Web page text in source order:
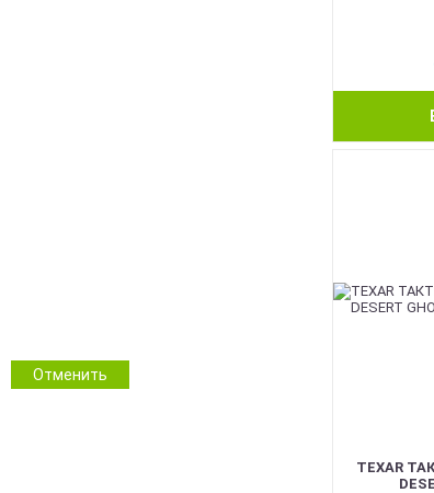
Зимовий камуфляж
Камуфляж
Отменить
TEXAR